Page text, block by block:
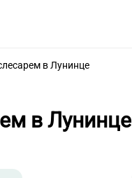
в Лунинце
в Лунинце